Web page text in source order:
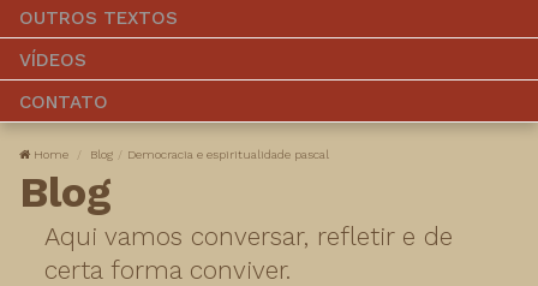
OUTROS TEXTOS
VÍDEOS
CONTATO
Home Blog Democracia e espiritualidade pascal
Blog
Aqui vamos conversar, refletir e de
certa forma conviver.